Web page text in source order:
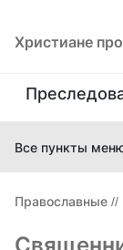
Христиане
Все пункты
Православные //